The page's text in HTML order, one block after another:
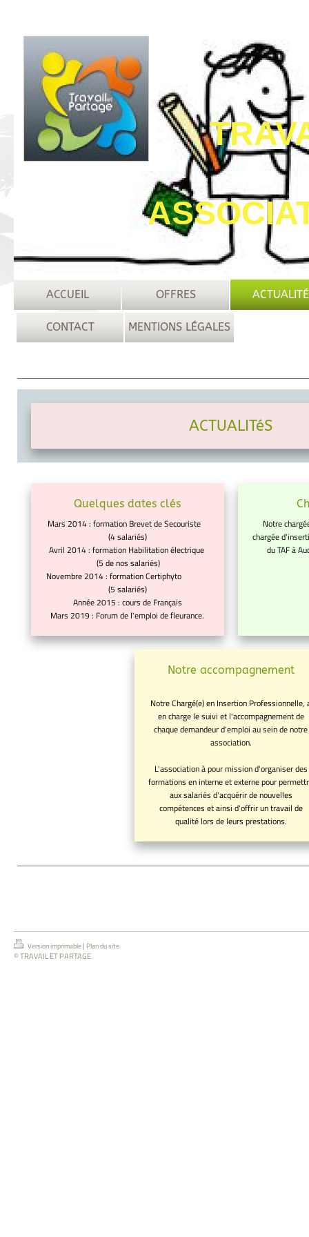
ACCUEIL OFFRES
CONTACT MENTIONS LÉGALES
ACTUALITéS
Quelques dates clés
Mars 2014 : formation Brevet de Secouriste
(4 salariés)
Avril 2014 : formation Habilitation électrique
(5 de nos salariés)
Novembre 2014 : formation Certiphyto
(5 salariés)
Année 2015 : cours de Français
Mars 2019 : Forum de l'emploi de fleurance.
Notre
chargée
du TAF à
Notre accompagnement
Notre Chargé(e) en Insertion Professionnelle,
en charge le suivi et l'accompagnement de
chaque demandeur d'emploi au sein de notre
association.
L'association à pour mission d'organiser des
formations en interne et externe pour
aux salariés d'acquérir de nouvelles
compétences et ainsi d'offrir un travail de
qualité lors de leurs prestations.
Version imprimable | Plan du site
© TRAVAIL ET PARTAGE